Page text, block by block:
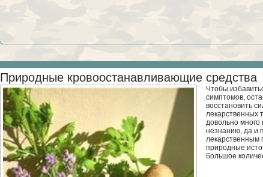
Природные кровоостанавливающие средства
Чтобы
симптомов,
восстановить
лекарственных
довольно много
незнанию, да и
лекарственным
природные
большое